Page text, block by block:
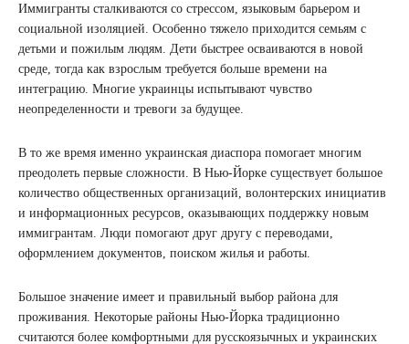
Иммигранты сталкиваются со стрессом, языковым барьером и
социальной изоляцией. Особенно тяжело приходится семьям с
детьми и пожилым людям. Дети быстрее осваиваются в новой
среде, тогда как взрослым требуется больше времени на
интеграцию. Многие украинцы испытывают чувство
неопределенности и тревоги за будущее.
В то же время именно украинская диаспора помогает многим
преодолеть первые сложности. В Нью-Йорке существует большое
количество общественных организаций, волонтерских инициатив
и информационных ресурсов, оказывающих поддержку новым
иммигрантам. Люди помогают друг другу с переводами,
оформлением документов, поиском жилья и работы.
Большое значение имеет и правильный выбор района для
проживания. Некоторые районы Нью-Йорка традиционно
считаются более комфортными для русскоязычных и украинских